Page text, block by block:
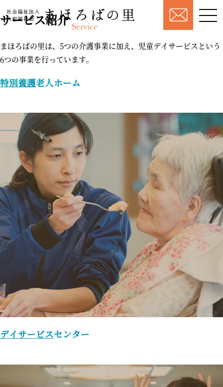
サービス紹介
まほろばの里は、5つの介護事業に加え、 児童デイサービスという
6つの事業を行っています。
特別養護老人ホーム
デイサービスセンター